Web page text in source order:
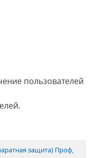
пользователей
защита) Проф,